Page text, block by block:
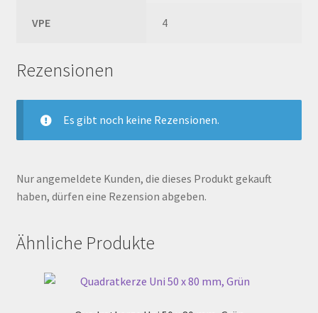
VPE 4
Rezensionen
Es gibt noch keine Rezensionen.
Nur angemeldete Kunden, die dieses Produkt gekauft
haben, dürfen eine Rezension abgeben.
Ähnliche Produkte